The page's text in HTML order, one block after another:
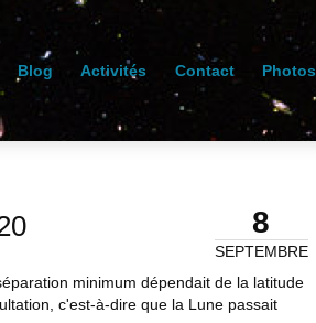
Blog Activités Contact Photos
8
SEPTEMBRE
minimum dépendait de la latitude
c'est-à-dire que la Lune passait